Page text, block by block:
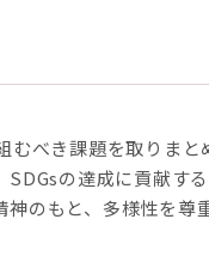
べき課題を取りま
の達成に貢献す
のもと、多様性を尊